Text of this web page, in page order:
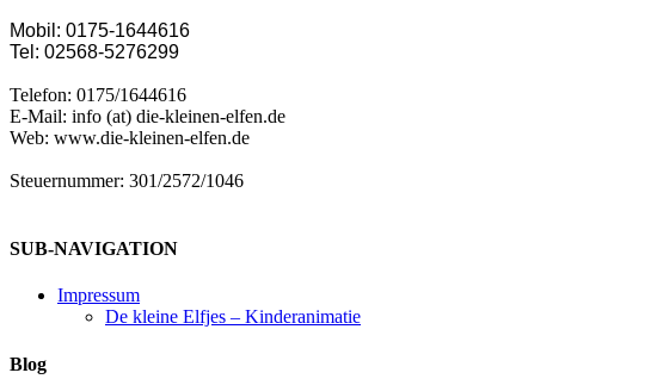
Mobil: 0175-1644616
Tel: 02568-5276299
Telefon: 0175/1644616
E-Mail: info (at) die-kleinen-elfen.de
Web: www.die-kleinen-elfen.de
Steuernummer: 301/2572/1046
SUB-NAVIGATION
Impressum
De kleine Elfjes – Kinderanimatie
Blog